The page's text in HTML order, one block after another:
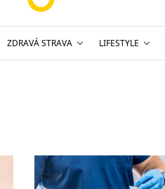
ZDRAVÁ STRAVA LIFESTYLE